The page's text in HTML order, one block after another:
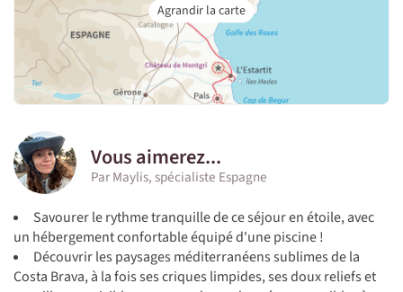
Vous aimerez...
Par Maylis, spécialiste Espagne
Savourer le rythme tranquille de ce séjour en étoile, avec
un hébergement confortable équipé d'une piscine !
Découvrir les paysages méditerranéens sublimes de la
Costa Brava, à la fois ses criques limpides, ses doux reliefs et